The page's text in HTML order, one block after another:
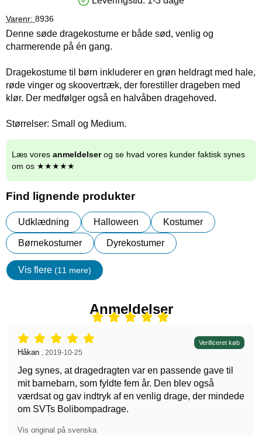
Produkttilgængelighed: På lager
Varenr: 8936
Denne søde dragekostume er både sød, venlig og
charmerende på én gang.
Dragekostume til børn inkluderer en grøn heldragt med hale,
røde vinger og skoovertræk, der forestiller drageben med
klør. Der medfølger også en halvåben dragehoved.
Størrelser: Small og Medium.
Læs vores anmeldelserog se hvad vores kunder faktisk synes
om os ★★★★★
Find lignende produkter
Udklædning Halloween Kostumer
Børnekostumer Dyrekostumer
Vis flere (11 mere)
Egenskaper
Anmeldelser
Anmeldelser: 5 stjerne af 5, Verificeret køb
Anmeldelser af:
Håkan 2019-10-25
Jeg synes, at dragedragten var en passende gave til
mit barnebarn, som fyldte fem år. Den blev også
værdsat og gav indtryk af en venlig drage, der mindede
om SVTs Bolibompadrage.
Vis original på svenska